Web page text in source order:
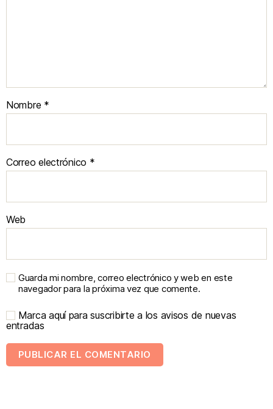
Nombre *
Correo electrónico *
Web
Guarda mi nombre, correo electrónico y web en este
navegador para la próxima vez que comente.
Marca aquí para suscribirte a los avisos de nuevas
entradas